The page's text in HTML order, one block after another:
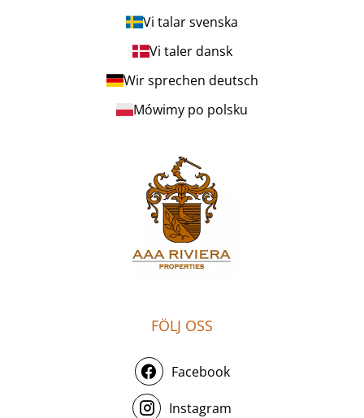
Vi talar svenska
Vi taler dansk
Wir sprechen deutsch
Mówimy po polsku
FÖLJ OSS
Facebook
Instagram